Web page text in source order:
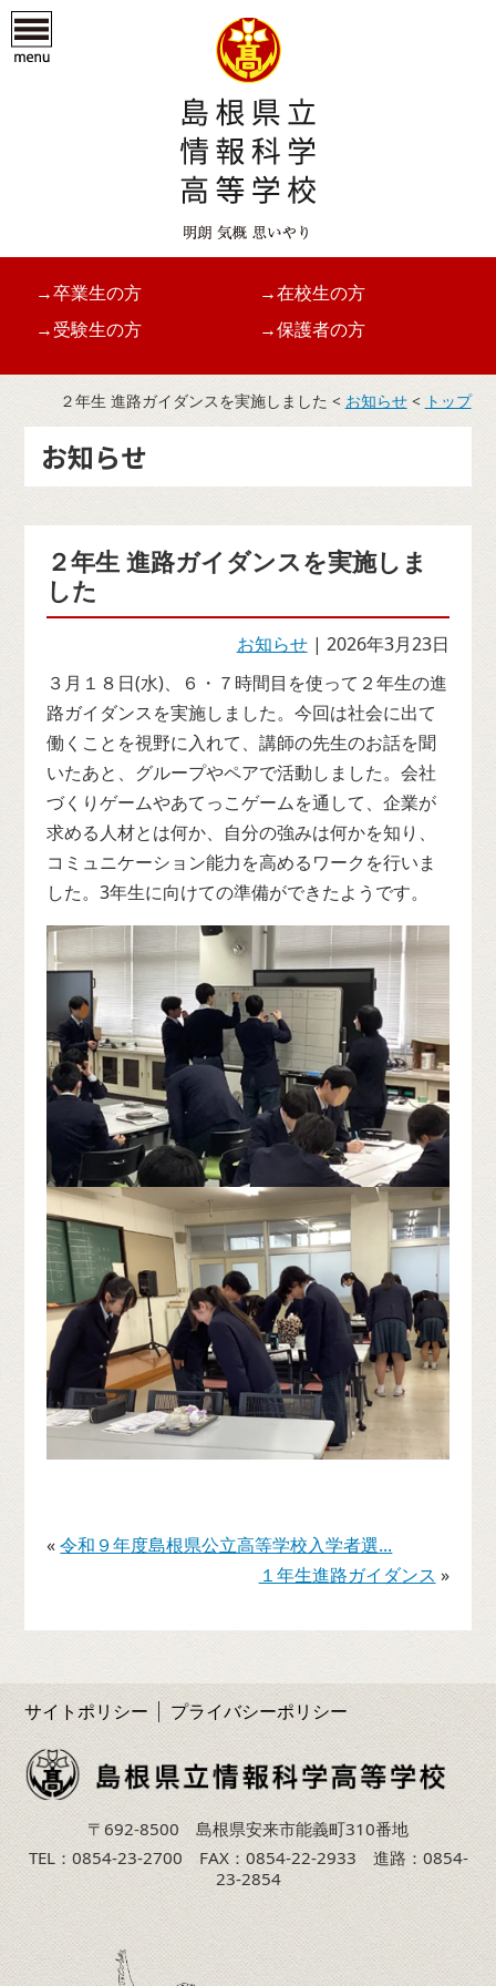
→卒業生の方
→在校生の方
→受験生の方
→保護者の方
２年生 進路ガイダンスを実施しました < お知らせ< トップ
お知らせ
２年生 進路ガイダンスを実施しま
した
お知らせ| 2026年3月23日
３月１８日(水)、６・７時間目を使って２年生の進
路ガイダンスを実施しました。今回は社会に出て
働くことを視野に入れて、講師の先生のお話を聞
いたあと、グループやペアで活動しました。会社
づくりゲームやあてっこゲームを通して、企業が
求める人材とは何か、自分の強みは何かを知り、
コミュニケーション能力を高めるワークを行いま
した。3年生に向けての準備ができたようです。
«令和９年度島根県公立高等学校入学者選...
１年生進路ガイダンス »
サイトポリシー プライバシーポリシー
〒692-8500 島根県安来市能義町310番地
TEL：0854-23-2700 FAX：0854-22-2933 進路：0854-
23-2854